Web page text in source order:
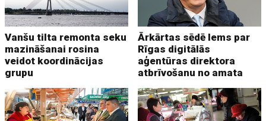
Vanšu tilta remonta seku
mazināšanai rosina
veidot koordinācijas
grupu
Ārkārtas sēdē lems par
Rīgas digitālās
aģentūras direktora
atbrīvošanu no amata